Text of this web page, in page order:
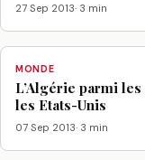
27 Sep 2013· 3 min
MONDE
L’Algérie parmi
les Etats-Unis
07 Sep 2013· 3 min